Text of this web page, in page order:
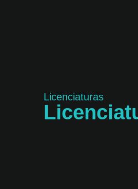
Licenciaturas